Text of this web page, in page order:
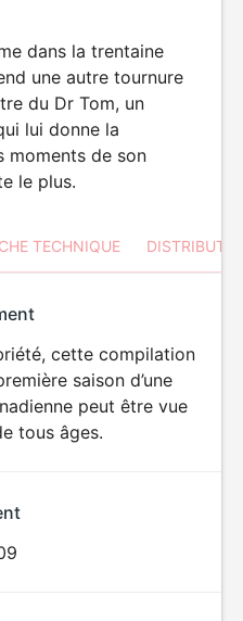
dans la trentaine
une autre tournure
du Dr Tom, un
lui donne la
moments de son
le plus.
TECHNIQUE
cette compilation
saison d’une
peut être vue
tous âges.